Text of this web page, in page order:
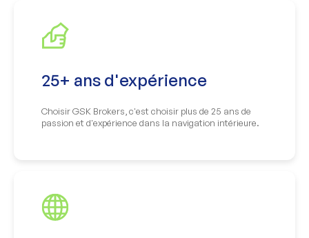
25+ ans d'expérience
Choisir GSK Brokers, c'est choisir plus de 25 ans de
passion et d'expérience dans la navigation intérieure.